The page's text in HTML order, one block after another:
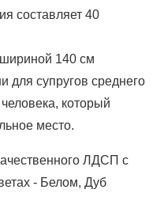
составляет 40
140 см
для супругов среднего
который
место.
ЛДСП с
- Белом, Дуб